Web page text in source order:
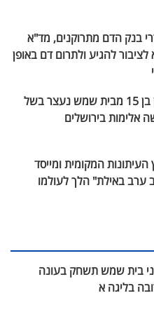
בנק הדם מתרוקנים, מד"א
לציבור להגיע ולתרום דם באופן
קטין בן 15 מבית שמש נעצר בשל
אלימות בירושלים
העיתונות המקומית ומייסד
ערב באילת" הלך לעולמו
בית שמש תשחק בעונה
בליגה א